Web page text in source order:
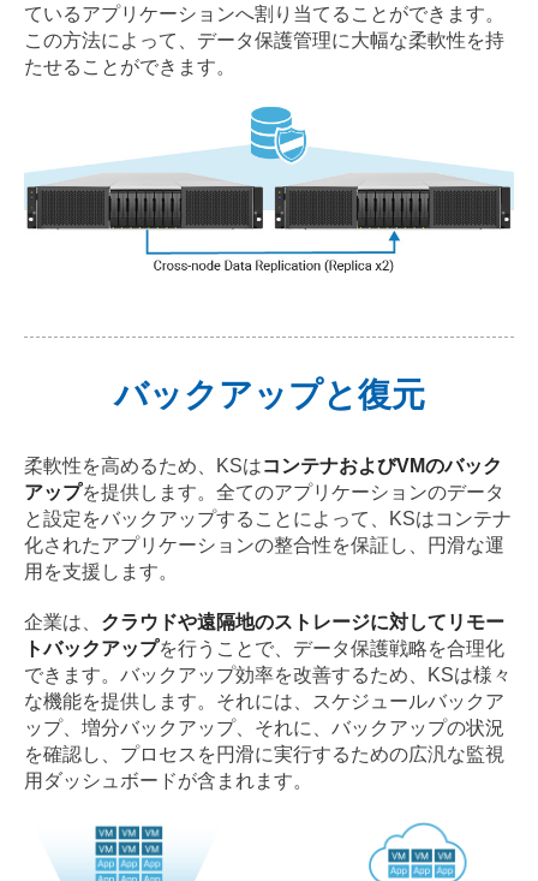
ているアプリケーションへ割り当てることができます。
この方法によって、データ保護管理に大幅な柔軟性を持
たせることができます。
バックアップと復元
柔軟性を高めるため、KSはコンテナおよびVMのバック
アップを提供します。全てのアプリケーションのデータ
と設定をバックアップすることによって、KSはコンテナ
化されたアプリケーションの整合性を保証し、円滑な運
用を支援します。
企業は、 クラウドや遠隔地のストレージに対してリモー
トバックアップを行うことで、データ保護戦略を合理化
できます。バックアップ効率を改善するため、KSは様々
な機能を提供します。それには、スケジュールバックア
ップ、増分バックアップ、それに、バックアップの状況
を確認し、プロセスを円滑に実行するための広汎な監視
用ダッシュボードが含まれます。